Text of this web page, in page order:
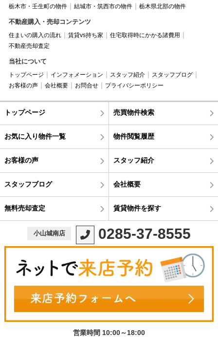
栃木市・壬生町の物件
結城市・筑西市の物件 栃木県北部の物件
不動産購入・売却コンテンツ
住まいの購入の流れ 賃貸vs持ち家
住宅取得時にかかる諸費用
不動産売却査定
当社について
トップページ インフォメーション スタッフ紹介
スタッフブログ
お客様の声
会社概要 お問合せ プライバシーポリシー
トップページ 売買物件検索
お気に入り物件一覧 物件閲覧履歴
お客様の声 スタッフ紹介
スタッフブログ 会社概要
無料売却査定 賃貸物件を探す
小山城南店 0285-37-8555
営業時間 10:00～18:00